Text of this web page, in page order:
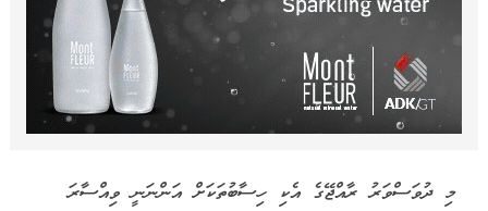
މި ދުވަސްވަރު ރާއްޖޭގެ އެކި ހިސާބުތަކަށް އަންނަނީ ވިއްސާރަ